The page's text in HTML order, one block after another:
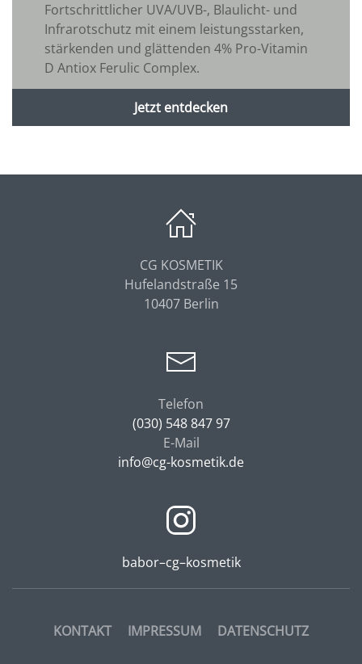
Fortschrittlicher UVA/UVB-, Blaulicht- und
Infrarotschutz mit einem leistungsstarken,
stärkenden und glättenden 4% Pro-Vitamin
D Antiox Ferulic Complex.
Jetzt entdecken
CG KOSMETIK
Hufelandstraße 15
10407 Berlin
Telefon
(030) 548 847 97
E-Mail
info@cg-kosmetik.de
babor–cg–kosmetik
KONTAKT IMPRESSUM DATENSCHUTZ